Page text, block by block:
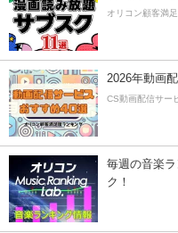
オリコン顧客満
2026年動画
CS動画配信サー
毎週の音楽
ク！